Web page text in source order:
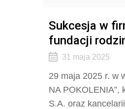
Sukcesja w
fundacji
31 maja 2025
29 maja 2025 r. w
NA POKOLENIA”,
S.A. oraz